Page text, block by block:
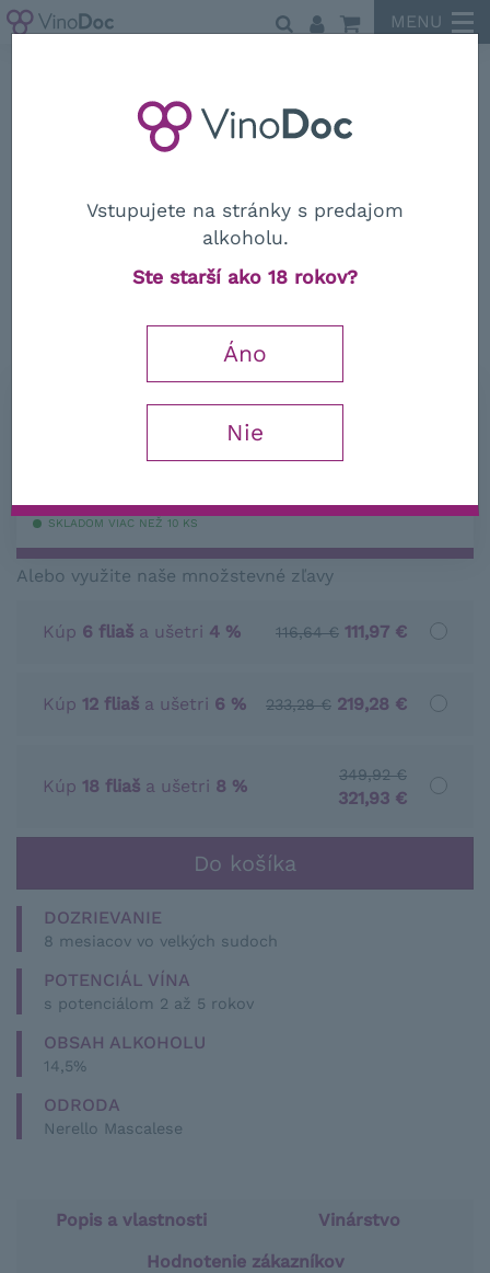
MENU
91 / 100
€ − +
SKLADOM VIAC NEŽ 10 KS
Alebo využite naše množstevné zľavy
Kúp 6 fliaš a ušetri 4 % 116,64 € 111,97 €
Kúp 12 fliaš a ušetri 6 % 233,28 € 219,28 €
Kúp 18 fliaš a ušetri 8 %
349,92 €
321,93 €
DOZRIEVANIE
8 mesiacov vo velkých sudoch
POTENCIÁL VÍNA
s potenciálom 2 až 5 rokov
OBSAH ALKOHOLU
14,5%
ODRODA
Nerello Mascalese
Popis a vlastnosti
Vinárstvo
Hodnotenie zákazníkov
Vstupujete na stránky s predajom
alkoholu.
Ste starší ako 18 rokov?
Áno
Nie